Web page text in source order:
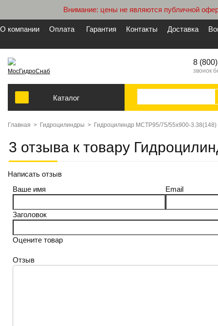
Внимание: цены не являются публичной
О компании Оплата Гарантия Контакты Доставка
МосГидроСнаб
8
звонок
Каталог
Главная > Гидроцилиндры > Гидроцилиндр МСТР95/75/55х900-3.38(148)
3 отзыва к товару
Написать отзыв
Ваше имя
Email
Заголовок
Оцените товар
Отзыв